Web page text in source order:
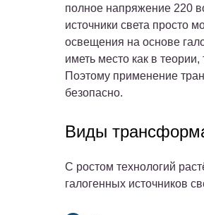
полное напряжение 220
источники света просто
освещения на основе
иметь место как в теории,
Поэтому применение
безопасно.
Виды
С ростом технологий
галогенных источников